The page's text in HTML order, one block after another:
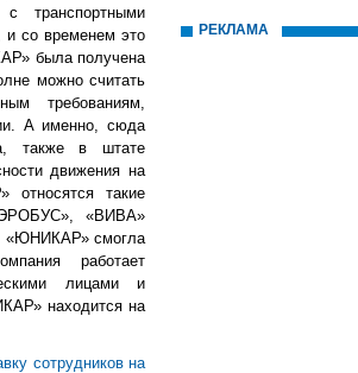
транспортными
и со временем это
была получена
можно считать
требованиям,
А именно, сюда
также в штате
движения на
такие
«ВИВА»
«ЮНИКАР» смогла
работает
лицами и
находится на
сотрудников на
РЕКЛАМА